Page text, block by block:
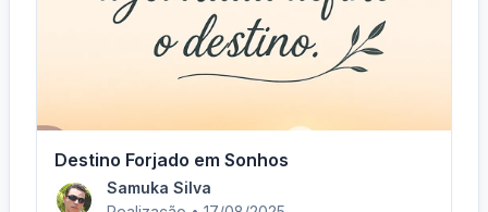
Destino Forjado em Sonhos
Samuka Silva